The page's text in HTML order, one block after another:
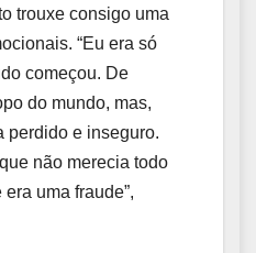
trouxe consigo uma
“Eu era só
começou. De
do mundo, mas,
perdido e inseguro.
não merecia todo
uma fraude”,